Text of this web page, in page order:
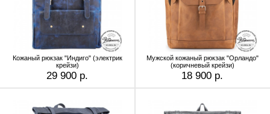
Кожаный рюкзак "Индиго" (электрик
крейзи)
29 900 р.
Мужской кожаный рюкзак "Орландо"
(коричневый крейзи)
18 900 р.